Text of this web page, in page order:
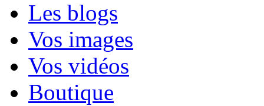
Les blogs
Vos images
Vos vidéos
Boutique